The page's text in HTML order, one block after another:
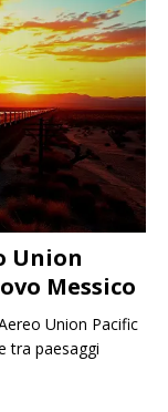
Union
Messico
Union Pacific
tra paesaggi